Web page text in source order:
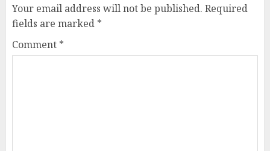
Your email address will not be published. Required
fields are marked *
Comment *